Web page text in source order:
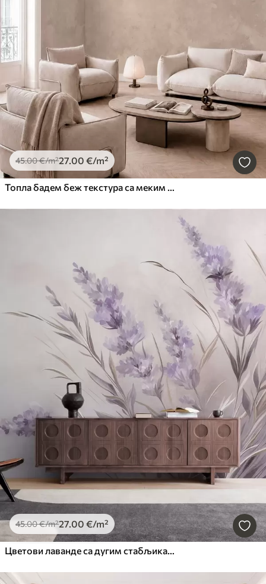
45.00€/m²27.00 €/m²
Топла бадем беж текстура са меким природним тоналним прелазима
45.00€/m²27.00 €/m²
Цветови лаванде са дугим стабљикама и листовима, мека пастелна текстурирана уметност